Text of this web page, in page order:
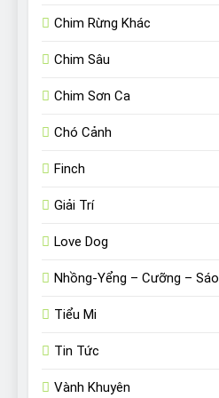
Chim Rừng Khác
Chim Sâu
Chim Sơn Ca
Chó Cảnh
Finch
Giải Trí
Love Dog
Nhồng-Yểng – Cưỡng – Sáo
Tiểu Mi
Tin Tức
Vành Khuyên